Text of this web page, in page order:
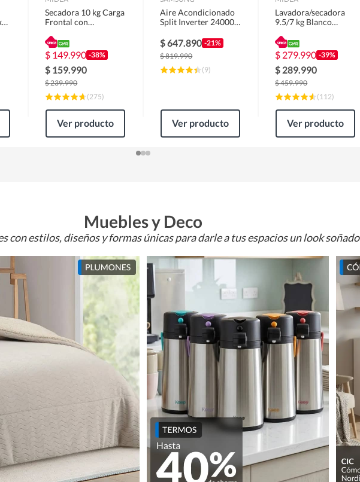
Secadora 10 kg Carga
Frontal con
MD100A100/W2
$ 149.990 -38%
$ 159.990
$239.990
(275)
Ver producto
Aire Acondicionado
Split Inverter 24000
$647.890 -21%
$819.990
(9)
Ver producto
Lavadora/secadora
9.5/7 kg Blanco
$ 279.990 -39%
$ 289.990
$459.990
(112)
Ver producto
Muebles y Deco
con estilos, diseños y formas únicas para darle a tus espacios un look soñado